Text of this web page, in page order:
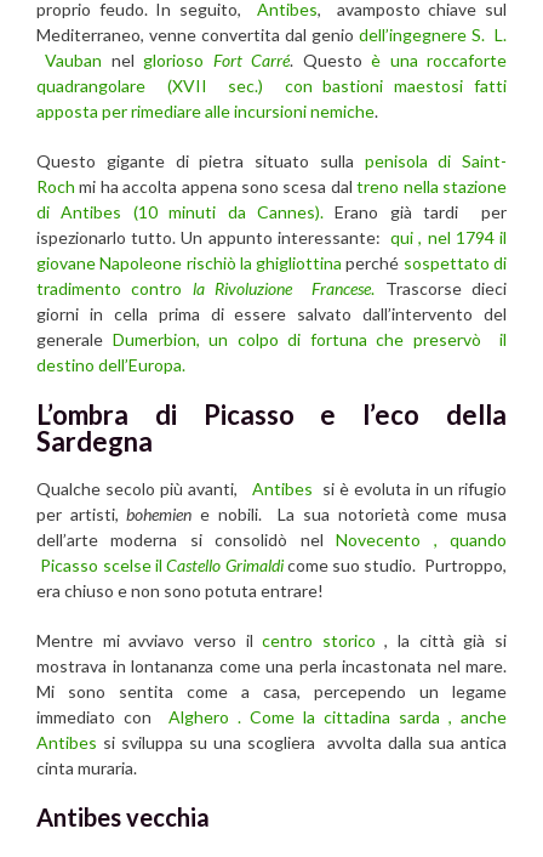
proprio feudo. In seguito, Antibes, avamposto chiave sul
Mediterraneo, venne convertita dal genio dell’ingegnere S. L.
Vauban nelglorioso Fort Carré. Questoè una roccaforte
quadrangolare (XVII sec.) con bastioni maestosi fatti
apposta per rimediare alle incursioni nemiche.
Questo gigante di pietra situato sulla penisola di Saint-
Roch mi ha accolta appena sono scesa daltreno nella stazione
di Antibes (10 minuti da Cannes). Erano già tardi per
ispezionarlo tutto. Un appunto interessante:qui , nel 1794 il
giovane Napoleone rischiò la ghigliottina perché sospettato di
tradimento contro la Rivoluzione Francese. Trascorse dieci
giorni in cella prima di essere salvato dall’intervento del
generale Dumerbion, un colpo di fortuna che preservò il
destino dell’Europa.
L’ombra di Picasso e l’eco della
Sardegna
Qualche secolo più avanti, Antibes si è evoluta in un rifugio
per artisti,bohemiene nobili. La sua notorietà come musa
dell’arte moderna si consolidò nelNovecento , quando
Picasso scelse ilCastello Grimaldicome suo studio. Purtroppo,
era chiuso e non sono potuta entrare!
Mentre mi avviavo verso ilcentro storico, la città già si
mostrava in lontananza come una perla incastonata nel mare.
Mi sono sentita come a casa, percependo un legame
immediato con Alghero . Come la cittadina sarda , anche
Antibes si sviluppa su una scogliera avvolta dalla sua antica
cinta muraria.
Antibes vecchia